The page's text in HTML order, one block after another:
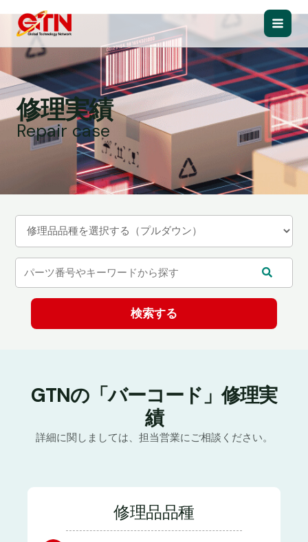
キ
ッ
Main
修理実績
Repair case
GTNの「バーコード」修理実
績
詳細に関しましては、担当営業にご相談ください。
修理品品種